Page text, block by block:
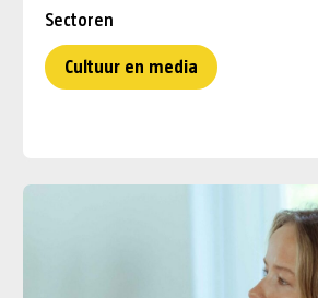
Sectoren
Cultuur en media